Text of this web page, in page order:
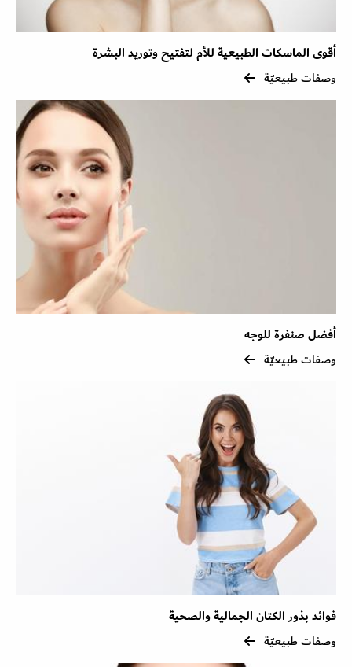
أقوى الماسكات الطبيعية للأم لتفتيح وتوريد البشرة
وصفات طبيعيّة
أفضل صنفرة للوجه
وصفات طبيعيّة
فوائد بذور الكتان الجمالية والصحية
وصفات طبيعيّة